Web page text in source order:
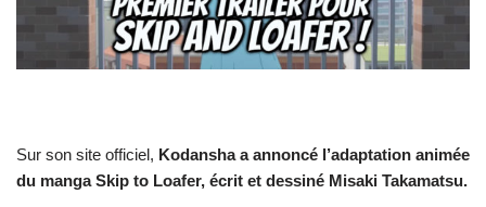
Sur son site officiel, Kodansha a annoncé l’adaptation animée
du manga Skip to Loafer, écrit et dessiné Misaki Takamatsu.